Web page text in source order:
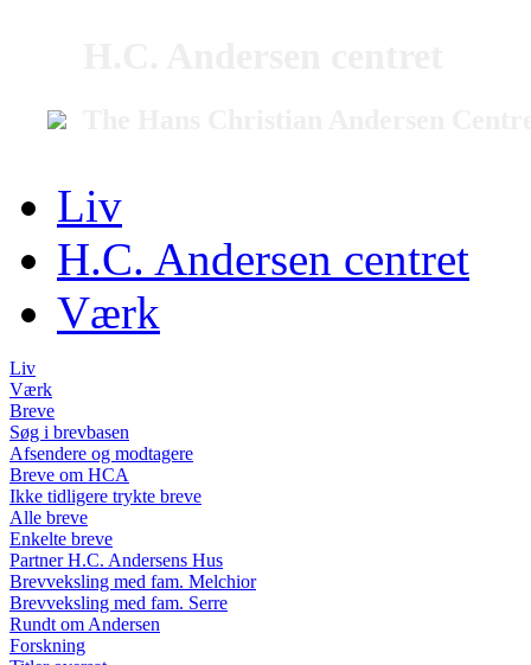
Liv
H.C. Andersen centret
Værk
Liv
Værk
Breve
Søg i brevbasen
Afsendere og modtagere
Breve om HCA
Ikke tidligere trykte breve
Alle breve
Enkelte breve
Partner H.C. Andersens Hus
Brevveksling med fam. Melchior
Brevveksling med fam. Serre
Rundt om Andersen
Forskning